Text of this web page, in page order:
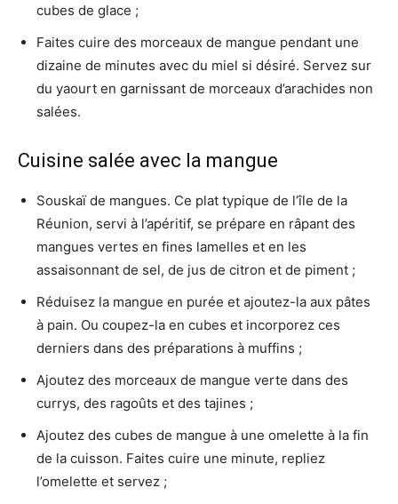
cubes de glace ;
Faites cuire des morceaux de mangue pendant une
dizaine de minutes avec du miel si désiré. Servez sur
du yaourt en garnissant de morceaux d’arachides non
salées.
Cuisine salée avec la mangue
Souskaï de mangues. Ce plat typique de l’île de la
Réunion, servi à l’apéritif, se prépare en râpant des
mangues vertes en fines lamelles et en les
assaisonnant de sel, de jus de citron et de piment ;
Réduisez la mangue en purée et ajoutez-la aux pâtes
à pain. Ou coupez-la en cubes et incorporez ces
derniers dans des préparations à muffins ;
Ajoutez des morceaux de mangue verte dans des
currys, des ragoûts et des tajines ;
Ajoutez des cubes de mangue à une omelette à la fin
de la cuisson. Faites cuire une minute, repliez
l’omelette et servez ;